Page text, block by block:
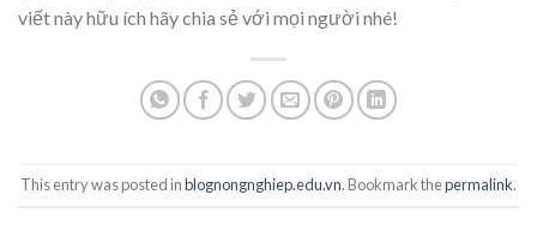
viết này hữu ích hãy chia sẻ với mọi người nhé!
This entry was posted inblognongnghiep.edu.vn. Bookmark thepermalink.